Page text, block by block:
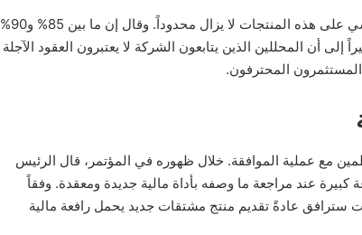
على الرغم من هذه المخاوف، جادل دافي بأن الطلب المؤسسي على هذه المنتجات لا يزال محدوداً. وقال إن ما بين 85% و90%
المحللين الذين يتابعون الشركة لا يعتبرون العقود الآجلة
المستثمرون المحترفون.
مع عملية الموافقة. خلال ظهوره في المؤتمر، قال الرئيس
عند مراجعة ما وصفه بأداة مالية جديدة ومعقدة. وفقاً
سترافق عادةً تقديم منتج مشتقات جديد يحمل رافعة مالية